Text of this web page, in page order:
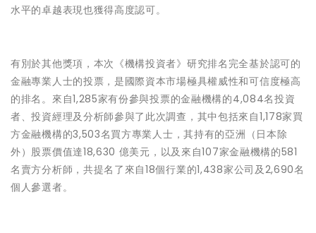
水平的卓越表現也獲得高度認可。
有別於其他獎項，本次《機構投資者》研究排名完全基於認可的
金融專業人士的投票，是國際資本市場極具權威性和可信度極高
的排名。來自1,285家有份參與投票的金融機構的4,084名投資
者、投資經理及分析師參與了此次調查，其中包括來自1,178家買
方金融機構的3,503名買方專業人士，其持有的亞洲（日本除
外）股票價值達18,630 億美元，以及來自107家金融機構的581
名賣方分析師，共提名了來自18個行業的1,438家公司及2,690名
個人參選者。